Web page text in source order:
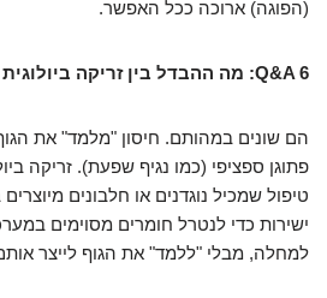
(הפוגה) ארוכה ככל האפשר.
Q&A 6: מה ההבדל בין זריקה ביולוגית לחיסון?
הם שונים במהותם. חיסון "מלמד" את הגוף
פתוגן ספציפי (כמו נגיף שפעת). זריקה
טיפול שמכיל נוגדנים או חלבונים
ישירות כדי לנטרל חומרים מסוימים
למחלה, מבלי "ללמד" את הגוף לייצר